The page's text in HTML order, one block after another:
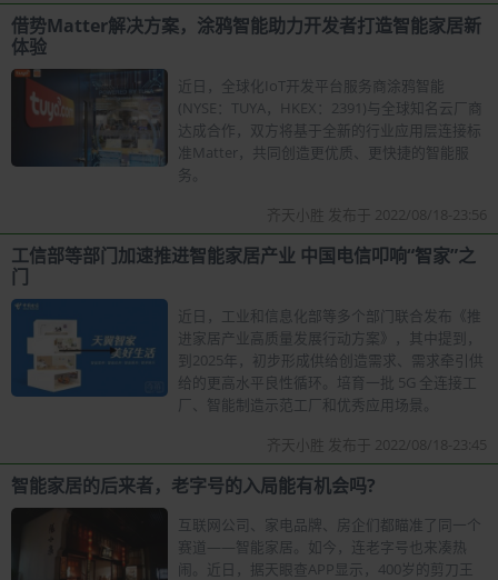
借势Matter解决方案，涂鸦智能助力开发者打造智能家居新
体验
近日，全球化IoT开发平台服务商涂鸦智能
(NYSE：TUYA，HKEX：2391)与全球知名云厂商
达成合作，双方将基于全新的行业应用层连接标
准Matter，共同创造更优质、更快捷的智能服
务。
齐天小胜 发布于 2022/08/18-23:56
工信部等部门加速推进智能家居产业 中国电信叩响“智家”之
门
近日，工业和信息化部等多个部门联合发布《推
进家居产业高质量发展行动方案》，其中提到，
到2025年，初步形成供给创造需求、需求牵引供
给的更高水平良性循环。培育一批 5G 全连接工
厂、智能制造示范工厂和优秀应用场景。
齐天小胜 发布于 2022/08/18-23:45
智能家居的后来者，老字号的入局能有机会吗?
互联网公司、家电品牌、房企们都瞄准了同一个
赛道——智能家居。如今，连老字号也来凑热
闹。近日，据天眼查APP显示，400岁的剪刀王